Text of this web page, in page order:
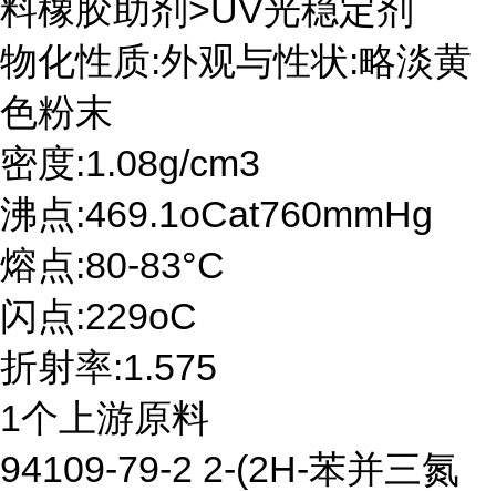
料橡胶助剂>UV光稳定剂
物化性质:外观与性状:略淡黄
色粉末
密度:1.08g/cm3
沸点:469.1oCat760mmHg
熔点:80-83°C
闪点:229oC
折射率:1.575
1个上游原料
94109-79-2 2-(2H-苯并三氮